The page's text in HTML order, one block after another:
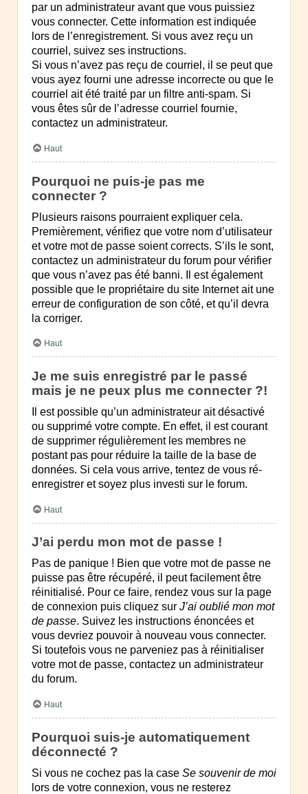
par un administrateur avant que vous puissiez
vous connecter. Cette information est indiquée
lors de l’enregistrement. Si vous avez reçu un
courriel, suivez ses instructions.
Si vous n’avez pas reçu de courriel, il se peut que
vous ayez fourni une adresse incorrecte ou que le
courriel ait été traité par un filtre anti-spam. Si
vous êtes sûr de l’adresse courriel fournie,
contactez un administrateur.
Haut
Pourquoi ne puis-je pas me
connecter ?
Plusieurs raisons pourraient expliquer cela.
Premièrement, vérifiez que votre nom d’utilisateur
et votre mot de passe soient corrects. S’ils le sont,
contactez un administrateur du forum pour vérifier
que vous n’avez pas été banni. Il est également
possible que le propriétaire du site Internet ait une
erreur de configuration de son côté, et qu’il devra
la corriger.
Haut
Je me suis enregistré par le passé
mais je ne peux plus me connecter ?!
Il est possible qu’un administrateur ait désactivé
ou supprimé votre compte. En effet, il est courant
de supprimer régulièrement les membres ne
postant pas pour réduire la taille de la base de
données. Si cela vous arrive, tentez de vous ré-
enregistrer et soyez plus investi sur le forum.
Haut
J’ai perdu mon mot de passe !
Pas de panique ! Bien que votre mot de passe ne
puisse pas être récupéré, il peut facilement être
réinitialisé. Pour ce faire, rendez vous sur la page
de connexion puis cliquez sur J’ai oublié mon mot
de passe. Suivez les instructions énoncées et
vous devriez pouvoir à nouveau vous connecter.
Si toutefois vous ne parveniez pas à réinitialiser
votre mot de passe, contactez un administrateur
du forum.
Haut
Pourquoi suis-je automatiquement
déconnecté ?
Si vous ne cochez pas la case Se souvenir de moi
lors de votre connexion, vous ne resterez